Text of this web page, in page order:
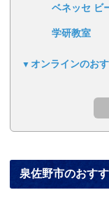
ベネッセ ビ
学研教室
オンラインのお
泉佐野市のおす